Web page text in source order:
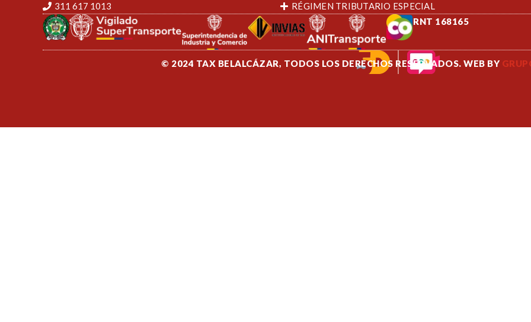
311 617 1013 RÉGIMEN TRIBUTARIO ESPECIAL
RNT 168165
© 2024 TAX BELALCÁZAR, TODOS LOS DERECHOS RESERVADOS. WEB BY